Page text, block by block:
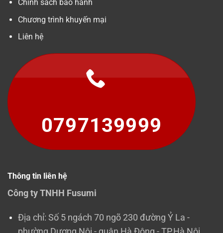
Chính sách bảo hành
Chương trình khuyến mại
Liên hệ
0797139999
Thông tin liên hệ
Công ty TNHH Fusumi
Địa chỉ: Số 5 ngách 70 ngõ 230 đường Ỷ La -